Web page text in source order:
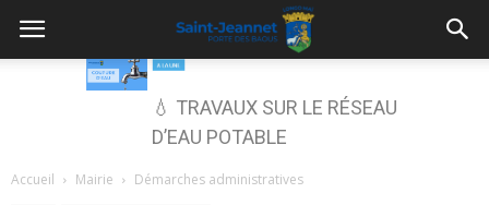
💧 TRAVAUX SUR LE RÉSEAU
D’EAU POTABLE
Accueil Mairie Démarches administratives